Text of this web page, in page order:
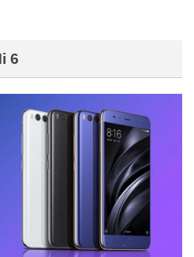
6